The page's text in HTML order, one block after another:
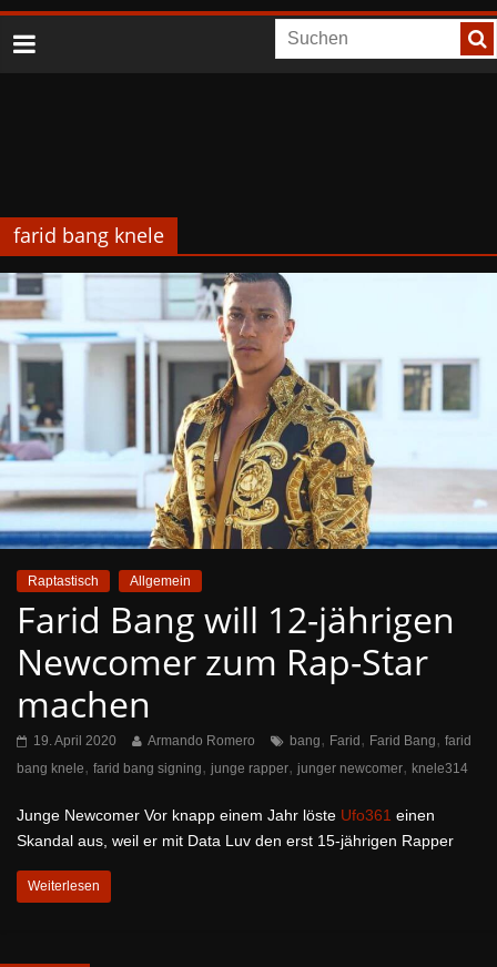
farid bang knele
Raptastisch Allgemein
Farid Bang will 12-jährigen
Newcomer zum Rap-Star
machen
19. April 2020 Armando Romero bang, Farid , Farid Bang, farid
bang knele, farid bang signing, junge rapper, junger newcomer, knele314
Junge Newcomer Vor knapp einem Jahr löste Ufo361 einen
Skandal aus, weil er mit Data Luv den erst 15-jährigen Rapper
Weiterlesen